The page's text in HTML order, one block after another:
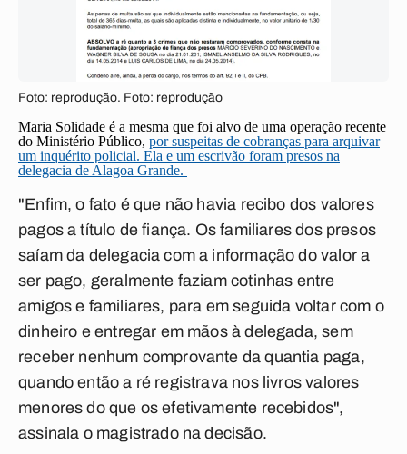
Foto: reprodução. Foto: reprodução
Maria Solidade é a mesma que foi alvo de uma operação recente
do Ministério Público, por suspeitas de cobranças para arquivar
um inquérito policial. Ela e um escrivão foram presos na
delegacia de Alagoa Grande.
"Enfim, o fato é que não havia recibo dos valores
pagos a título de fiança. Os familiares dos presos
saíam da delegacia com a informação do valor a
ser pago, geralmente faziam cotinhas entre
amigos e familiares, para em seguida voltar com o
dinheiro e entregar em mãos à delegada, sem
receber nenhum comprovante da quantia paga,
quando então a ré registrava nos livros valores
menores do que os efetivamente recebidos",
assinala o magistrado na decisão.